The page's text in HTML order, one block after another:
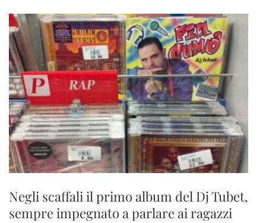
Negli scaffali il primo album del Dj Tubet,
sempre impegnato a parlare ai ragazzi